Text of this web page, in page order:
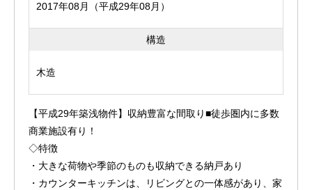
2017年08月（平成29年08月）
構造
木造
【平成29年築浅物件】収納豊富な間取り■徒歩圏内に多数
商業施設有り！
◇特徴
・大きな荷物や季節のものも収納できる納戸あり
・カウンターキッチンは、リビングとの一体感があり、家